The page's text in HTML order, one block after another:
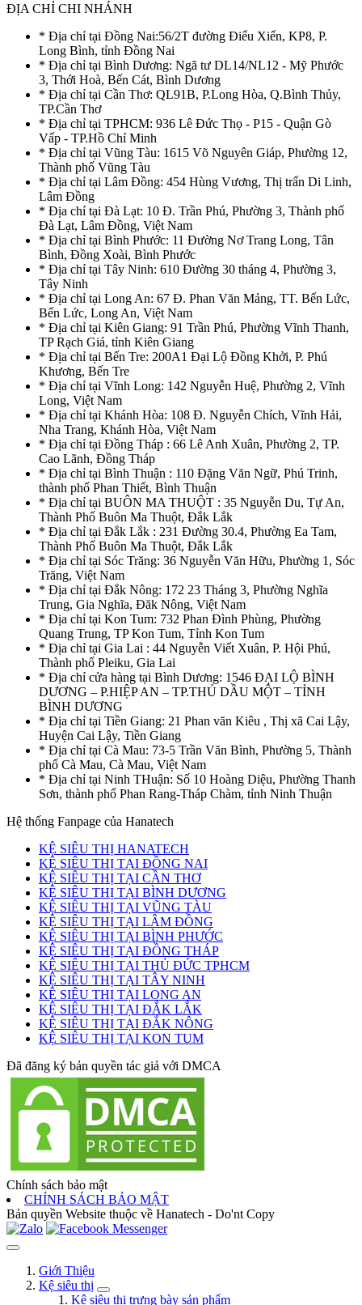
ĐỊA CHỈ CHI NHÁNH
* Địa chỉ tại Đồng Nai:56/2T đường Điểu Xiển, KP8, P.
Long Bình, tỉnh Đồng Nai
* Địa chỉ tại Bình Dương: Ngã tư DL14/NL12 - Mỹ Phước
3, Thới Hoà, Bến Cát, Bình Dương
* Địa chỉ tại Cần Thơ: QL91B, P.Long Hòa, Q.Bình Thủy,
TP.Cần Thơ
* Địa chỉ tại TPHCM: 936 Lê Đức Thọ - P15 - Quận Gò
Vấp - TP.Hồ Chí Minh
* Địa chỉ tại Vũng Tàu: 1615 Võ Nguyên Giáp, Phường 12,
Thành phố Vũng Tàu
* Địa chỉ tại Lâm Đồng: 454 Hùng Vương, Thị trấn Di Linh,
Lâm Đồng
* Địa chỉ tại Đà Lạt: 10 Đ. Trần Phú, Phường 3, Thành phố
Đà Lạt, Lâm Đồng, Việt Nam
* Địa chỉ tại Bình Phước: 11 Đường Nơ Trang Long, Tân
Bình, Đồng Xoài, Bình Phước
* Địa chỉ tại Tây Ninh: 610 Đường 30 tháng 4, Phường 3,
Tây Ninh
* Địa chỉ tại Long An: 67 Đ. Phan Văn Mảng, TT. Bến Lức,
Bến Lức, Long An, Việt Nam
* Địa chỉ tại Kiên Giang: 91 Trần Phú, Phường Vĩnh Thanh,
TP Rạch Giá, tỉnh Kiên Giang
* Địa chỉ tại Bến Tre: 200A1 Đại Lộ Đồng Khởi, P. Phú
Khương, Bến Tre
* Địa chỉ tại Vĩnh Long: 142 Nguyễn Huệ, Phường 2, Vĩnh
Long, Việt Nam
* Địa chỉ tại Khánh Hòa: 108 Đ. Nguyễn Chích, Vĩnh Hải,
Nha Trang, Khánh Hòa, Việt Nam
* Địa chỉ tại Đồng Tháp : 66 Lê Anh Xuân, Phường 2, TP.
Cao Lãnh, Đồng Tháp
* Địa chỉ tại Bình Thuận : 110 Đặng Văn Ngữ, Phú Trinh,
thành phố Phan Thiết, Bình Thuận
* Địa chỉ tại BUÔN MA THUỘT : 35 Nguyễn Du, Tự An,
Thành Phố Buôn Ma Thuột, Đắk Lắk
* Địa chỉ tại Đắk Lắk : 231 Đường 30.4, Phường Ea Tam,
Thành Phố Buôn Ma Thuột, Đắk Lắk
* Địa chỉ tại Sóc Trăng: 36 Nguyễn Văn Hữu, Phường 1, Sóc
Trăng, Việt Nam
* Địa chỉ tại Đắk Nông: 172 23 Tháng 3, Phường Nghĩa
Trung, Gia Nghĩa, Đăk Nông, Việt Nam
* Địa chỉ tại Kon Tum: 732 Phan Đình Phùng, Phường
Quang Trung, TP Kon Tum, Tỉnh Kon Tum
* Địa chỉ tại Gia Lai : 44 Nguyễn Viết Xuân, P. Hội Phú,
Thành phố Pleiku, Gia Lai
* Địa chỉ cửa hàng tại Bình Dương: 1546 ĐẠI LỘ BÌNH
DƯƠNG – P.HIỆP AN – TP.THỦ DẦU MỘT – TỈNH
BÌNH DƯƠNG
* Địa chỉ tại Tiền Giang: 21 Phan văn Kiêu , Thị xã Cai Lậy,
Huyện Cai Lậy, Tiền Giang
* Địa chỉ tại Cà Mau: 73-5 Trần Văn Bình, Phường 5, Thành
phố Cà Mau, Cà Mau, Việt Nam
* Địa chỉ tại Ninh THuận: Số 10 Hoàng Diệu, Phường Thanh
Sơn, thành phố Phan Rang-Tháp Chàm, tỉnh Ninh Thuận
Hệ thống Fanpage của Hanatech
KỆ SIÊU THỊ HANATECH
KỆ SIÊU THỊ TẠI ĐỒNG NAI
KỆ SIÊU THỊ TẠI CẦN THƠ
KỆ SIÊU THỊ TẠI BÌNH DƯƠNG
KỆ SIÊU THỊ TẠI VŨNG TÀU
KỆ SIÊU THỊ TẠI LÂM ĐỒNG
KỆ SIÊU THỊ TẠI BÌNH PHƯỚC
KỆ SIÊU THỊ TẠI ĐỒNG THÁP
KỆ SIÊU THỊ TẠI THỦ ĐỨC TPHCM
KỆ SIÊU THỊ TẠI TÂY NINH
KỆ SIÊU THỊ TẠI LONG AN
KỆ SIÊU THỊ TẠI ĐẮK LẮK
KỆ SIÊU THỊ TẠI ĐẮK NÔNG
KỆ SIÊU THỊ TẠI KON TUM
Đã đăng ký bản quyền tác giả với DMCA
Chính sách bảo mật
CHÍNH SÁCH BẢO MẬT
Bản quyền Website thuộc về Hanatech - Do'nt Copy
Giới Thiệu
Kệ siêu thị
Kệ siêu thị trưng bày sản phẩm